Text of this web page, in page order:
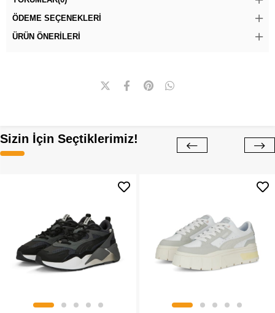
ÖDEME SEÇENEKLERI
ÜRÜN ÖNERILERI
Sizin İçin Seçtiklerimiz!